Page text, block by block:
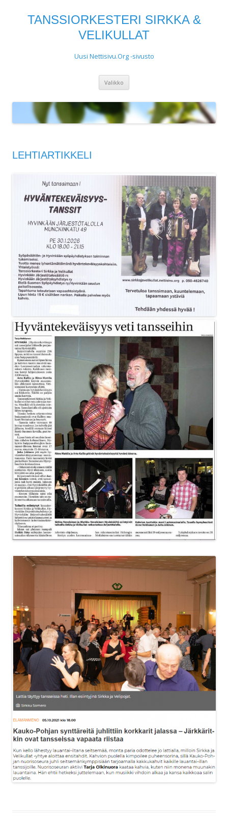
TANSSIORKESTERI SIRKKA &
VELIKULLAT
Uusi Nettisivu.Org -sivusto
Valikko
LEHTIARTIKKELI